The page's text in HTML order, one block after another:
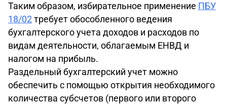
Таким образом, избирательное применение ПБУ
18/02требует обособленного ведения
бухгалтерского учета доходов и расходов по
видам деятельности, облагаемым ЕНВД и
налогом на прибыль.
Раздельный бухгалтерский учет можно
обеспечить с помощью открытия необходимого
количества субсчетов (первого или второго